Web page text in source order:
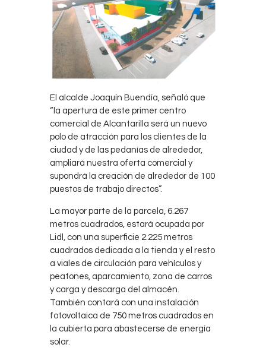
El alcalde Joaquín Buendía, señaló que
“la apertura de este primer centro
comercial de Alcantarilla será un nuevo
polo de atracción para los clientes de la
ciudad y de las pedanías de alrededor,
ampliará nuestra oferta comercial y
supondrá la creación de alrededor de 100
puestos de trabajo directos”.
La mayor parte de la parcela, 6.267
metros cuadrados, estará ocupada por
Lidl, con una superficie 2.225 metros
cuadrados dedicada a la tienda y el resto
a viales de circulación para vehículos y
peatones, aparcamiento, zona de carros
y carga y descarga del almacén.
También contará con una instalación
fotovoltaica de 750 metros cuadrados en
la cubierta para abastecerse de energía
solar.